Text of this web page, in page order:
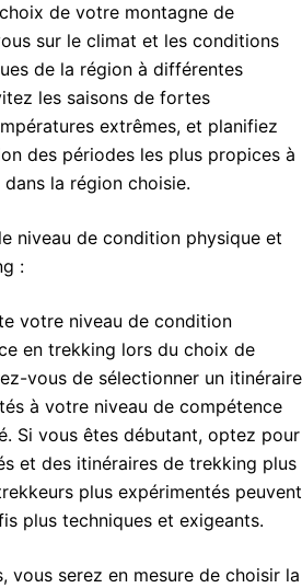
de votre montagne de
sur le climat et les conditions
de la région à différentes
les saisons de fortes
extrêmes, et planifiez
des périodes les plus propices à
la région choisie.
niveau de condition physique et
:
votre niveau de condition
en trekking lors du choix de
vous de sélectionner un itinéraire
à votre niveau de compétence
Si vous êtes débutant, optez pour
et des itinéraires de trekking plus
plus expérimentés peuvent
plus techniques et exigeants.
vous serez en mesure de choisir la